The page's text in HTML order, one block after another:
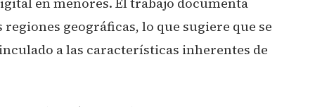
geográficas, lo que sugiere que se
a las características inherentes de